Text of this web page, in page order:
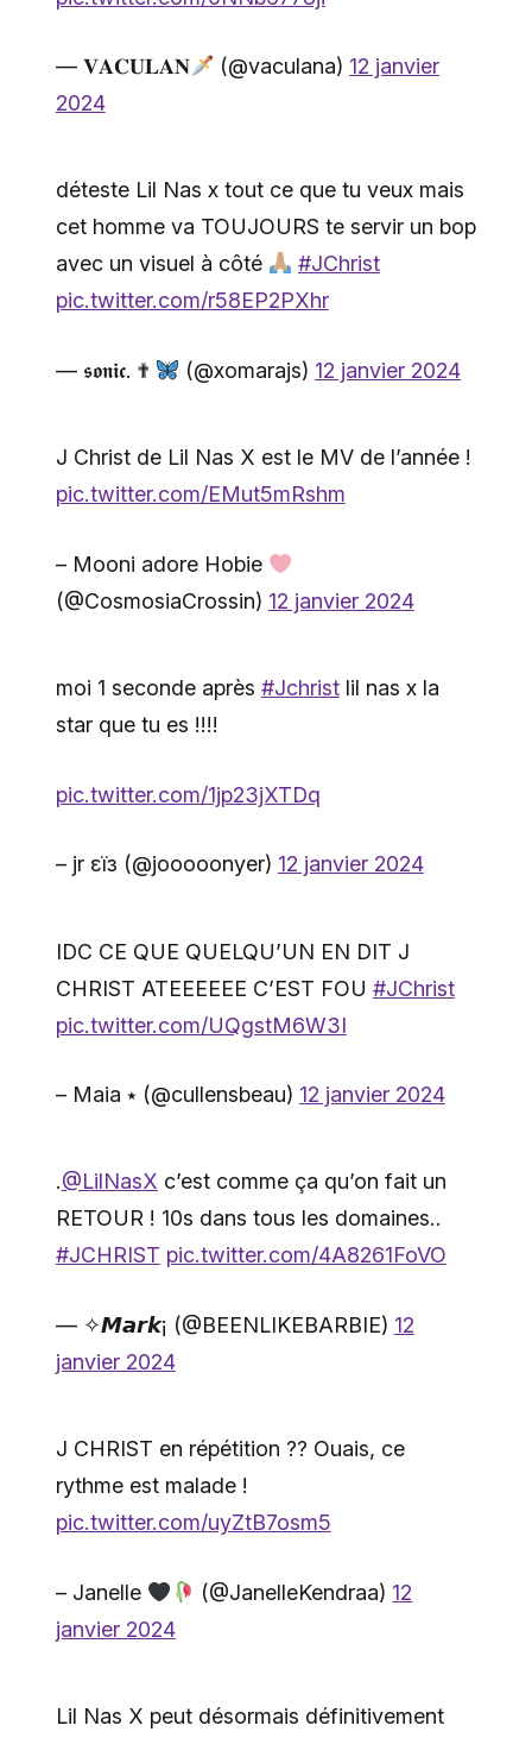
— 𝐕𝐀𝐂𝐔𝐋𝐀𝐍 (@vaculana) 12 janvier
2024
déteste Lil Nas x tout ce que tu veux mais
cet homme va TOUJOURS te servir un bop
avec un visuel à côté
#JChrist
pic.twitter.com/r58EP2PXhr
— 𝖘𝖔𝖓𝖎𝖈. ✟ (@xomarajs) 12 janvier 2024
J Christ de Lil Nas X est le MV de l’année !
pic.twitter.com/EMut5mRshm
– Mooni adore Hobie
(@CosmosiaCrossin) 12 janvier 2024
moi 1 seconde après #Jchristlil nas x la
star que tu es !!!!
pic.twitter.com/1jp23jXTDq
– jr εїз (@jooooonyer) 12 janvier 2024
IDC CE QUE QUELQU’UN EN DIT J
CHRIST ATEEEEEE C’EST FOU #JChrist
pic.twitter.com/UQgstM6W3I
– Maia ⭑ (@cullensbeau) 12 janvier 2024
.@LilNasX c’est comme ça qu’on fait un
RETOUR ! 10s dans tous les domaines..
#JCHRIST pic.twitter.com/4A8261FoVO
— ✧𝙈𝙖𝙧𝙠¡ (@BEENLIKEBARBIE) 12
janvier 2024
J CHRIST en répétition ?? Ouais, ce
rythme est malade !
pic.twitter.com/uyZtB7osm5
– Janelle (@JanelleKendraa) 12
janvier 2024
Lil Nas X peut désormais définitivement